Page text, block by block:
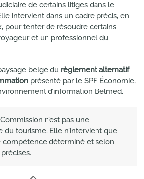
de certains litiges dans le
intervient dans un cadre précis, en
pour tenter de résoudre certains
et un professionnel du
belge du règlement alternatif
présenté par le SPF Économie,
d’information Belmed.
n’est pas une
du tourisme. Elle n’intervient que
compétence déterminé et selon